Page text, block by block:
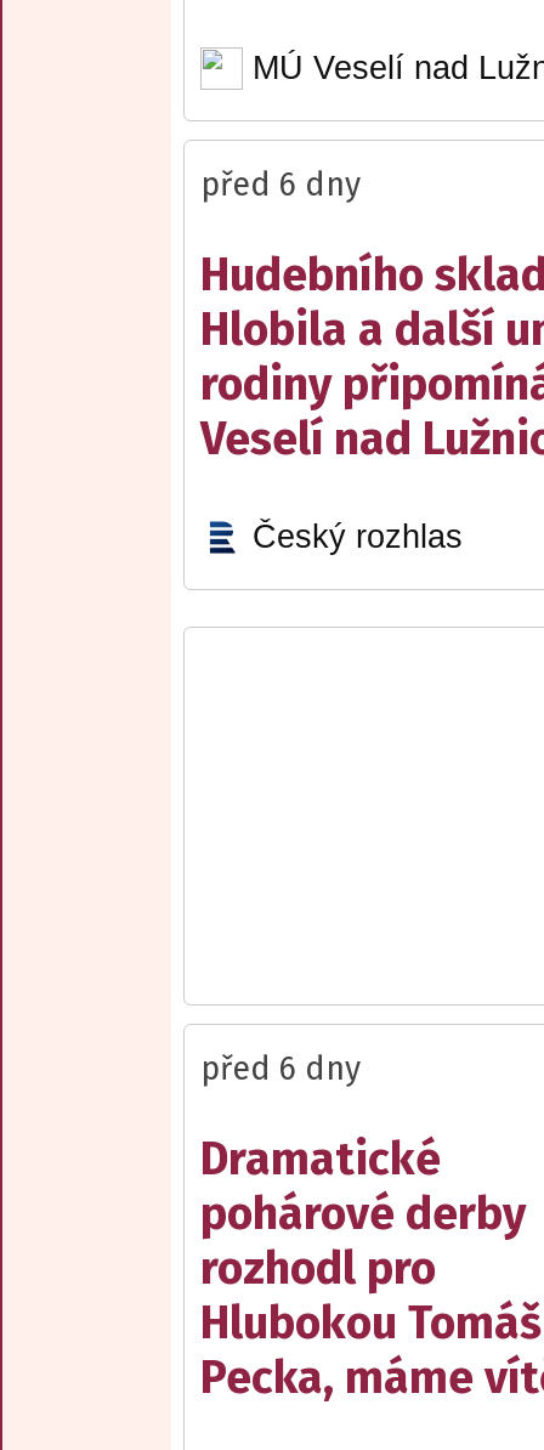
MÚ Veselí nad
před 6 dny
Hudebního
Hlobila a další
rodiny
Veselí nad
Český rozhlas
před 6 dny
Dramatické
pohárové derby
rozhodl pro
Hlubokou Tomáš
Pecka, máme